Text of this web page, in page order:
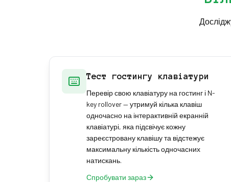
Тест гостингу клавіатури
Перевір свою клавіатуру на гостинг і N-
key rollover — утримуй кілька клавіш
одночасно на інтерактивній екранній
клавіатурі, яка підсвічує кожну
зареєстровану клавішу та відстежує
максимальну кількість одночасних
натискань.
Спробувати зараз